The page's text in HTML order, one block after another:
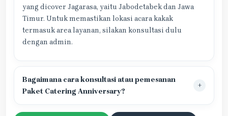
yang dicover Jagarasa, yaitu Jabodetabek dan Jawa
Timur. Untuk memastikan lokasi acara kakak
termasuk area layanan, silakan konsultasi dulu
dengan admin.
Bagaimana cara konsultasi atau pemesanan
Paket Catering Anniversary?